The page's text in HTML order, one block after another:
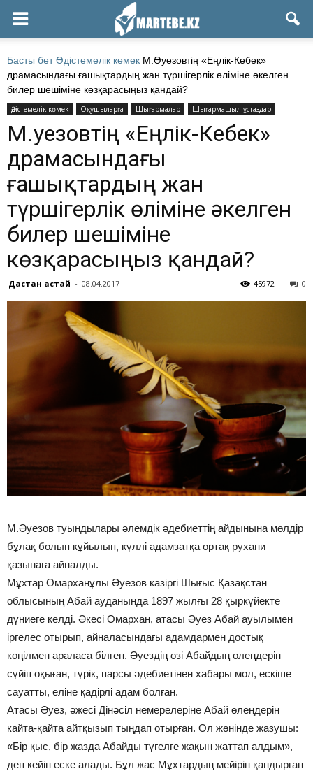
Басты бет Әдістемелік көмек М.Әуезовтің «Еңлік-Кебек»
драмасындағы ғашықтардың жан түршігерлік өліміне әкелген
билер шешіміне көзқарасыңыз қандай?
Әдістемелік көмек Оқушыларға Шығармалар Шығармашыл ұстаздар
М.Әуезовтің «Еңлік-Кебек»
драмасындағы
ғашықтардың жан
түршігерлік өліміне әкелген
билер шешіміне
көзқарасыңыз қандай?
Дастан Қастай - 08.04.2017 0
45972
М.Әуезов туындылары әлемдік әдебиеттің айдынына мөлдір
бұлақ болып кұйылып, күллі адамзатқа ортақ рухани
қазынаға айналды.
Мұхтар Омарханұлы Әуезов казіргі Шығыс Қазақстан
облысының Абай ауданында 1897 жылғы 28 қыркүйекте
дүниеге келді. Әкесі Омархан, атасы Әуез Абай ауылымен
іргелес отырып, айналасындағы адамдармен достық
көңілмен араласа білген. Әуездің өзі Абайдың өлеңдерін
сүйіп оқыған, түрік, парсы әдебиетінен хабары мол, ескіше
сауатты, еліне қадірлі адам болған.
Атасы Әуез, әжесі Дінәсіл немерелеріне Абай өлеңдерін
кайта-қайта айтқызып тыңдап отырған. Ол жөнінде жазушы:
«Бір қыс, бір жазда Абайды түгелге жақын жаттап алдым», –
деп кейін еске алады. Бұл жас Мұхтардың мейірін қандырған